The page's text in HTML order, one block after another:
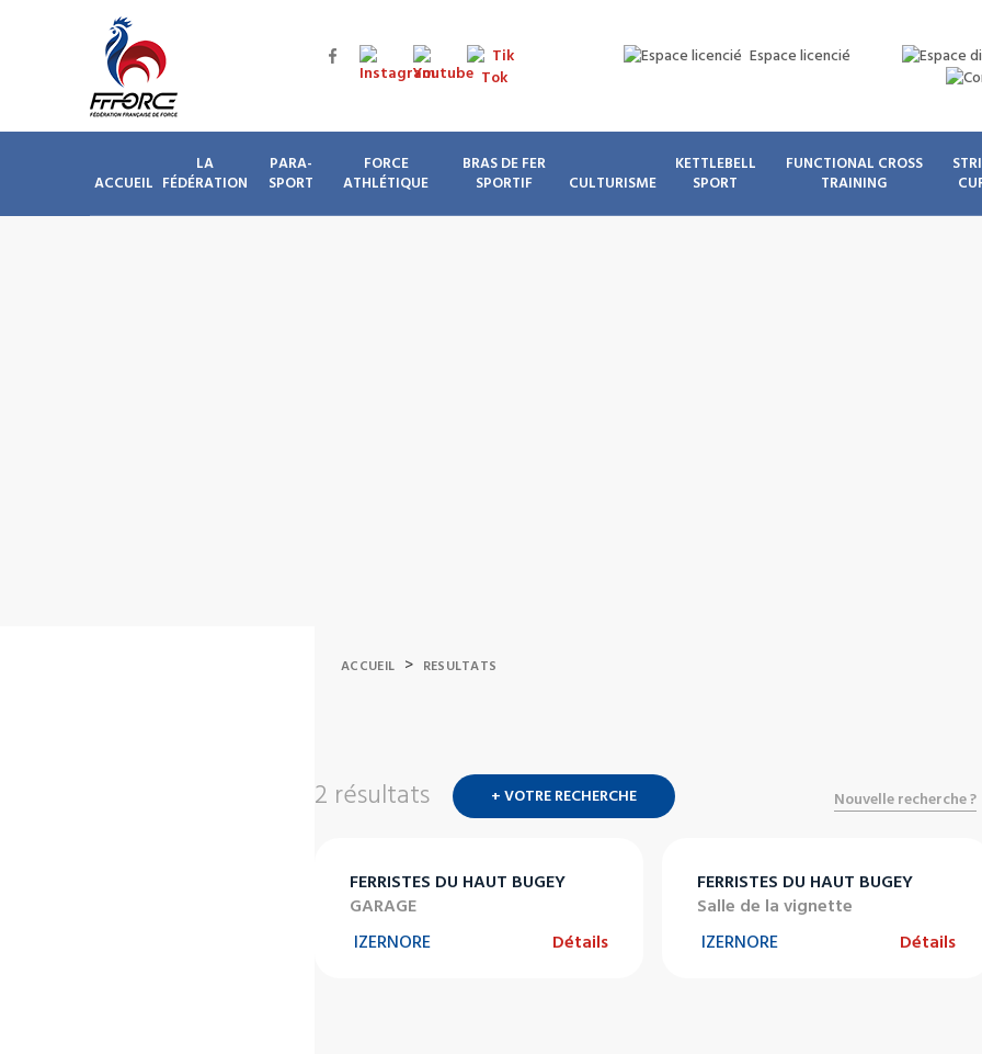
Espace licencié
ACCUEIL
LA
FÉDÉRATION
PARA-
SPORT
FORCE
ATHLÉTIQUE
BRAS DE FER
SPORTIF
CULTURISME
KETTLEBELL
SPORT
FUNCTIONAL CROSS
TRAINING
ACCUEIL > RESULTATS
2 résultats + VOTRE RECHERCHE Nouvelle recherche ?
FERRISTES DU HAUT BUGEY
GARAGE
IZERNORE
Détails
FERRISTES DU HAUT BUGEY
Salle de la vignette
IZERNORE
Détails